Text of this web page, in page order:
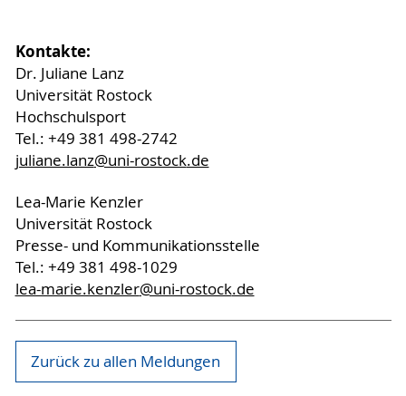
Kontakte:
Dr. Juliane Lanz
Universität Rostock
Hochschulsport
Tel.: +49 381 498-2742
juliane.lanz@uni-rostock.de
Lea-Marie Kenzler
Universität Rostock
Presse- und Kommunikationsstelle
Tel.: +49 381 498-1029
lea-marie.kenzler@uni-rostock.de
Zurück zu allen Meldungen